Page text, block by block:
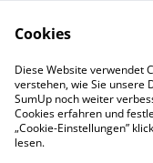
Cookies
Diese Website verwendet
verstehen, wie Sie unsere
SumUp noch weiter
Cookies erfahren und
„Cookie-Einstellungen”
lesen.